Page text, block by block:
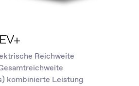
Reichweite
kombinierte Leistung